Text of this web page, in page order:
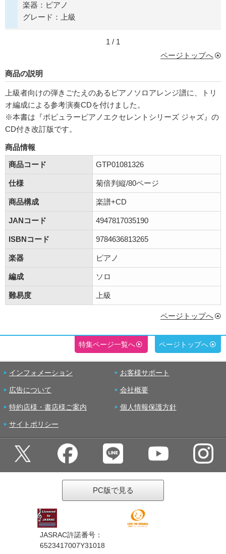
楽器：ピアノ
グレード：上級
1 / 1
ページトップへ
商品の説明
上級者向けの弾きごたえのあるピアノソロアレンジ譜に、トリ
オ編成による参考演奏CDを付けました。
※本書は『ポピュラーピアノエクセレントシリーズ ジャズ』の
CD付き改訂版です。
商品情報
商品コード
GTP01081326
仕様 菊倍判縦/80ページ
商品構成 楽譜+CD
JANコード 4947817035190
ISBNコード 9784636813265
楽器 ピアノ
編成 ソロ
難易度 上級
ページトップへ
特集ページ一覧へ ページトップへ
インフォメーション お客様サポート
広告について 会社概要
特約店様・書店様ご案内 個人情報保護方針
サイトポリシー
PC版で見る
JASRAC許諾番号：
6523417007Y31018